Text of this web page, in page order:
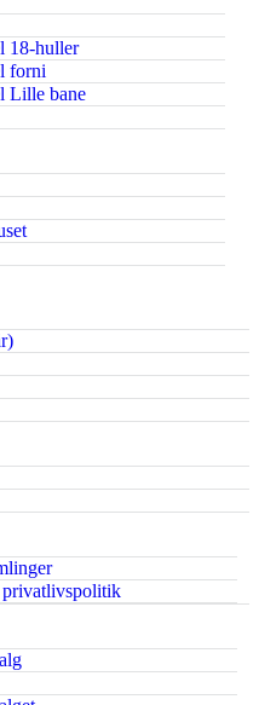
18-huller
forni
Lille bane